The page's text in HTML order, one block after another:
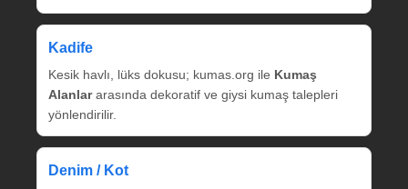
Kadife
Kesik havlı, lüks dokusu; kumas.org ile Kumaş
Alanlararasında dekoratif ve giysi kumaş talepleri
yönlendirilir.
Denim / Kot